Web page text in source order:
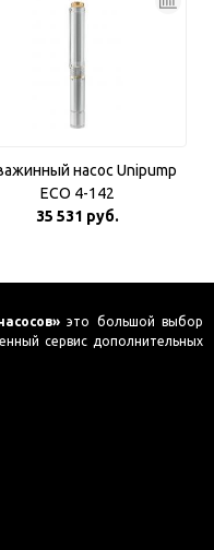
насос Unipump
ECO 4-142
35 531 руб.
это большой выбор
сервис дополнительных